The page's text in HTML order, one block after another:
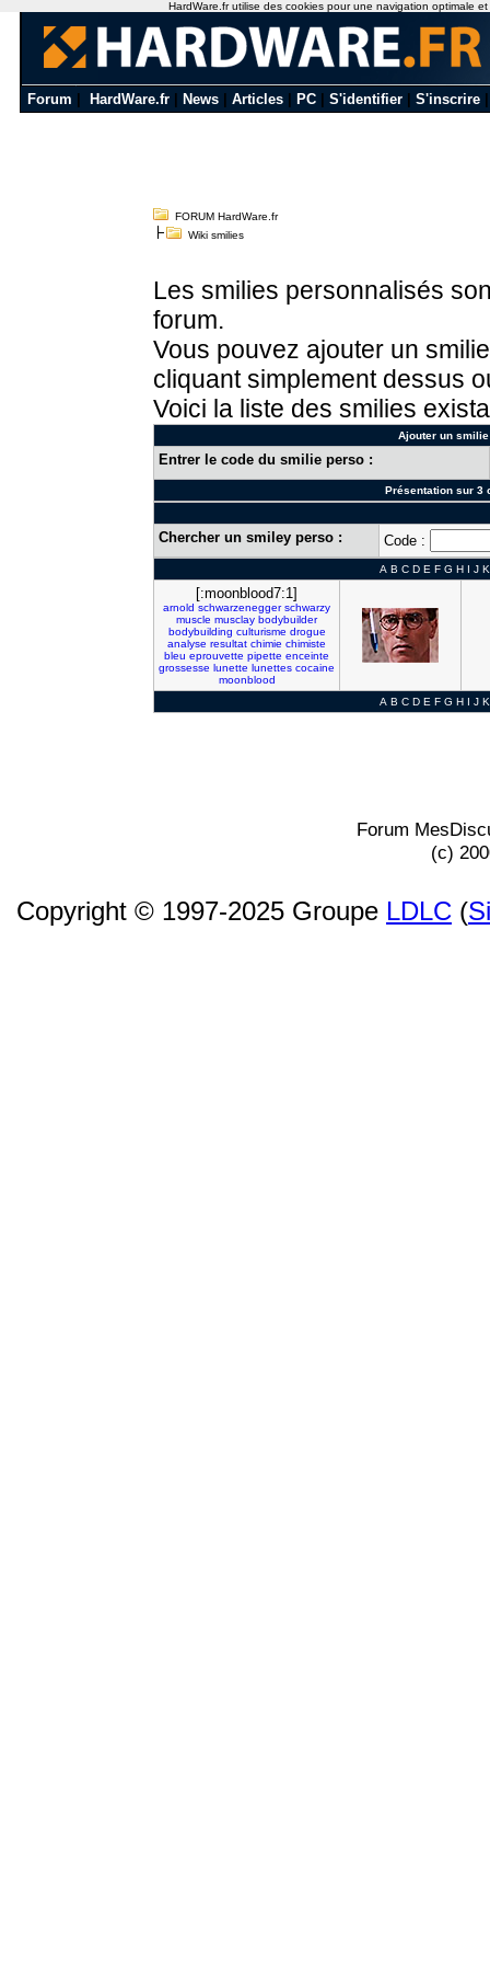
Forum HardWare.fr News Articles PC S'identifier S'inscrire
FORUM HardWare.fr
Wiki smilies
Les smilies personnalisés
forum.
Vous pouvez ajouter un
cliquant simplement dessus
Voici la liste des smilies
Ajouter un
Entrer le code du smilie perso :
Présentation sur 3
Chercher un smiley perso : Code :
A B C D E F G H I J K
[:moonblood7:1]
arnold schwarzenegger schwarzy
muscle musclay bodybuilder
bodybuilding culturisme drogue
analyse resultat chimie chimiste
bleu eprouvette pipette enceinte
grossesse lunette lunettes cocaine
moonblood
A B C D E F G H I J K
Forum
(c)
Copyright © 1997-2025 Groupe LDLC (
HardWare.fr utilise des cookies pour une navigation optimale